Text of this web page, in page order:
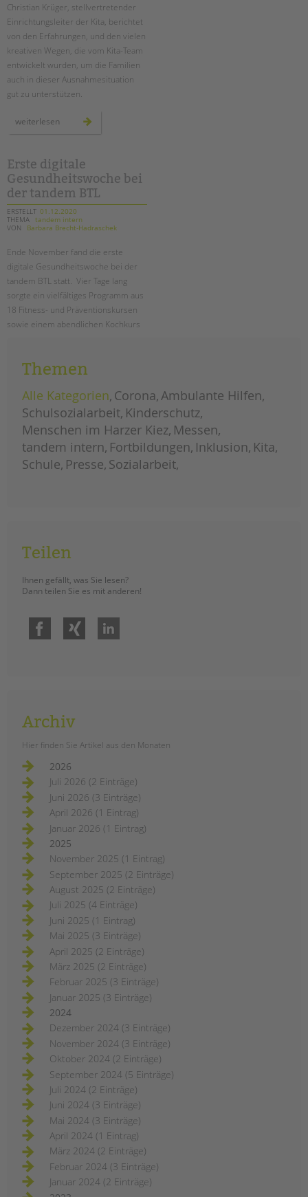
Christian Krüger, stellvertretender
Einrichtungsleiter der Kita, berichtet
von den Erfahrungen, und den vielen
kreativen Wegen, die vom Kita-Team
entwickelt wurden, um die Familien
auch in dieser Ausnahmesituation
gut zu unterstützen.
weiterlesen
kontakt
und
familien
–
auch
im
lockdown
Erste digitale
Gesundheitswoche bei
der tandem BTL
ERSTELLT 01.12.2020
THEMA tandem intern
VON
Barbara Brecht-Hadraschek
Ende November fand die erste
digitale Gesundheitswoche bei der
tandem BTL statt. Vier Tage lang
sorgte ein vielfältiges Programm aus
18 Fitness- und Präventionskursen
sowie einem abendlichen Kochkurs
gesundheitswoche
der
tandem
btl
Themen
Alle Kategorien Corona Ambulante Hilfen
Schulsozialarbeit Kinderschutz
Menschen im Harzer Kiez Messen
tandem intern Fortbildungen Inklusion Kita
Schule Presse Sozialarbeit
Teilen
Ihnen gefällt, was Sie lesen?
Dann teilen Sie es mit anderen!
Facebook Xing
Archiv
Hier finden Sie Artikel aus den Monaten
2026
Juli 2026 (2 Einträge)
Juni 2026 (3 Einträge)
April 2026 (1 Eintrag)
Januar 2026 (1 Eintrag)
2025
November 2025 (1 Eintrag)
September 2025 (2 Einträge)
August 2025 (2 Einträge)
Juli 2025 (4 Einträge)
Juni 2025 (1 Eintrag)
Mai 2025 (3 Einträge)
April 2025 (2 Einträge)
März 2025 (2 Einträge)
Februar 2025 (3 Einträge)
Januar 2025 (3 Einträge)
2024
Dezember 2024 (3 Einträge)
November 2024 (3 Einträge)
Oktober 2024 (2 Einträge)
September 2024 (5 Einträge)
Juli 2024 (2 Einträge)
Juni 2024 (3 Einträge)
Mai 2024 (3 Einträge)
April 2024 (1 Eintrag)
März 2024 (2 Einträge)
Februar 2024 (3 Einträge)
Januar 2024 (2 Einträge)